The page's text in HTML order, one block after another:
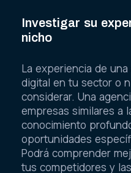
Investigar su
nicho
La experiencia de
digital en tu sector o
considerar. Una
empresas similares a
conocimiento
oportunidades
Podrá comprender
tus competidores y